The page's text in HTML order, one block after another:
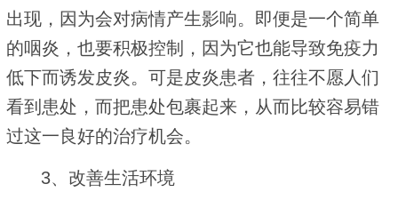
出现，因为会对病情产生影响。即便是一个简单
的咽炎，也要积极控制，因为它也能导致免疫力
低下而诱发皮炎。可是皮炎患者，往往不愿人们
看到患处，而把患处包裹起来，从而比较容易错
过这一良好的治疗机会。
3、改善生活环境